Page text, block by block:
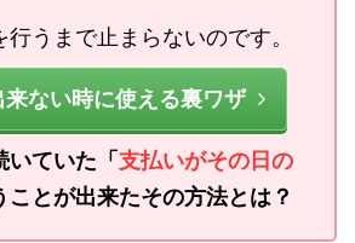
うまで止まらないのです。
ない時に使える裏ワザ
ていた「 支払いがその日の
ことが出来たその方法とは？